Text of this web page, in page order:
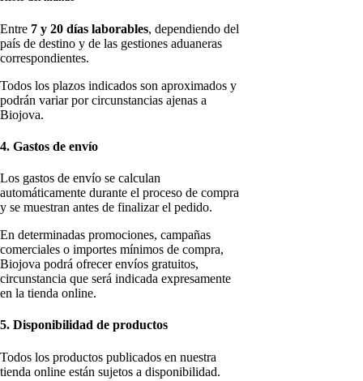
Entre 7 y 20 días laborables, dependiendo del
país de destino y de las gestiones aduaneras
correspondientes.
Todos los plazos indicados son aproximados y
podrán variar por circunstancias ajenas a
Biojova.
4. Gastos de envío
Los gastos de envío se calculan
automáticamente durante el proceso de compra
y se muestran antes de finalizar el pedido.
En determinadas promociones, campañas
comerciales o importes mínimos de compra,
Biojova podrá ofrecer envíos gratuitos,
circunstancia que será indicada expresamente
en la tienda online.
5. Disponibilidad de productos
Todos los productos publicados en nuestra
tienda online están sujetos a disponibilidad.